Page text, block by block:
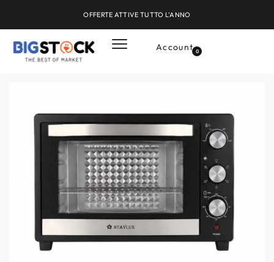
OFFERTE ATTIVE TUTTO L'ANNO
Account 0